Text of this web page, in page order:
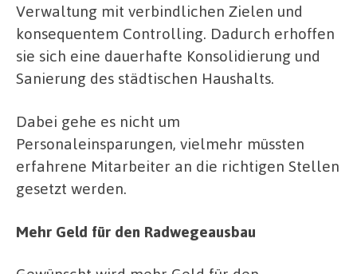
Verwaltung mit verbindlichen Zielen und
konsequentem Controlling. Dadurch erhoffen
sie sich eine dauerhafte Konsolidierung und
Sanierung des städtischen Haushalts.
Dabei gehe es nicht um
Personaleinsparungen, vielmehr müssten
erfahrene Mitarbeiter an die richtigen Stellen
gesetzt werden.
Mehr Geld für den Radwegeausbau